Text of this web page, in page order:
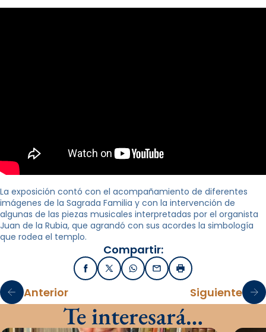
La exposición contó con el acompañamiento de diferentes
imágenes de la Sagrada Familia y con la intervención de
algunas de las piezas musicales interpretadas por el organista
Juan de la Rubia, que agrandó con sus acordes la simbología
que rodea el templo.
Compartir:
FacebookX / TwitterWhatsApp
EmailImprimir
Anterior Siguiente
Te interesará…